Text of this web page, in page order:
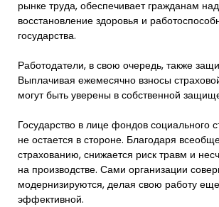
рынке труда, обеспечивает гражданам
восстановление здоровья и
государства.
Работодатели, в свою очередь, также
Выплачивая ежемесячно взносы
могут быть уверены в собственной
Государство в лице фондов социального
не остается в стороне. Благодаря
страхованию, снижается риск травм и
на производстве. Сами организации
модернизируются, делая свою работу
эффективной.